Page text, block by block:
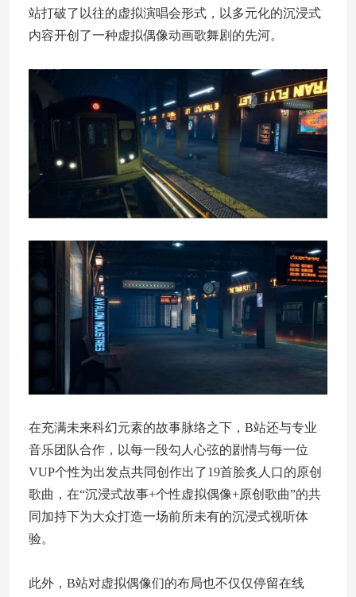
站打破了以往的虚拟演唱会形式，以多元化的沉浸式
内容开创了一种虚拟偶像动画歌舞剧的先河。
在充满未来科幻元素的故事脉络之下，B站还与专业
音乐团队合作，以每一段勾人心弦的剧情与每一位
VUP个性为出发点共同创作出了19首脍炙人口的原创
歌曲，在“沉浸式故事+个性虚拟偶像+原创歌曲”的共
同加持下为大众打造一场前所未有的沉浸式视听体
验。
此外，B站对虚拟偶像们的布局也不仅仅停留在线